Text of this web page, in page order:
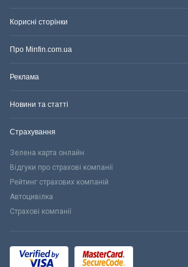
Корисні сторінки
Про Minfin.com.ua
Реклама
Новини та статті
Страхування
Зелена карта онлайн
Відгуки про страхові компанії
Рейтинг страхових компаній
Автоцивілка
Страхові компанії